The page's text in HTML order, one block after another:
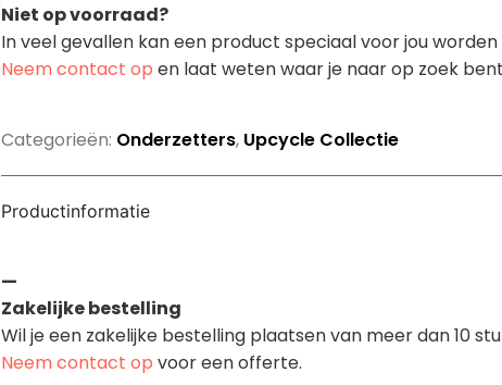
Niet op voorraad?
In veel gevallen kan een product speciaal voor jou
Neem contact op en laat weten waar je naar op zoek
Categorieën: Onderzetters, Upcycle Collectie
Productinformatie
—
Zakelijke bestelling
Wil je een zakelijke bestelling plaatsen van meer dan 10
Neem contact op voor een offerte.